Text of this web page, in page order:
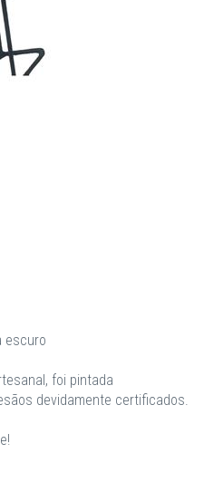
escuro
foi pintada
devidamente certificados.